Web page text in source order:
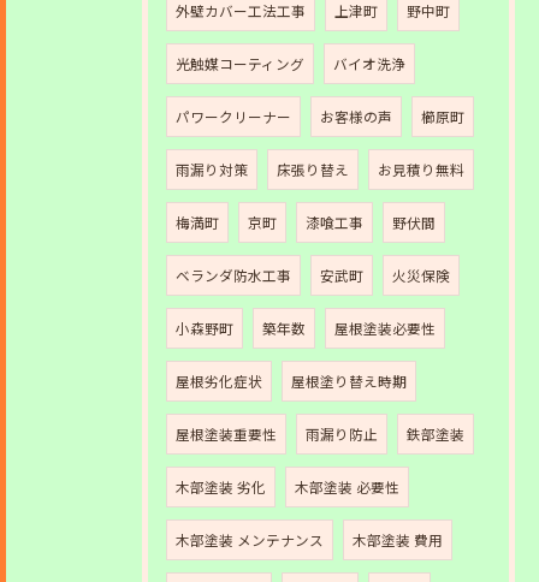
外壁カバー工法工事 上津町 野中町
光触媒コーティング バイオ洗浄
パワークリーナー お客様の声 櫛原町
雨漏り対策 床張り替え お見積り無料
梅満町 京町 漆喰工事 野伏間
ベランダ防水工事 安武町 火災保険
小森野町 築年数 屋根塗装必要性
屋根劣化症状 屋根塗り替え時期
屋根塗装重要性 雨漏り防止 鉄部塗装
木部塗装 劣化 木部塗装 必要性
木部塗装 メンテナンス 木部塗装 費用